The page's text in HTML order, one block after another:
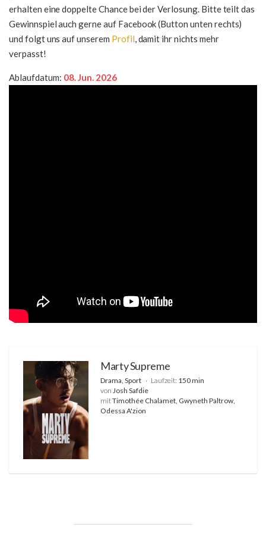
erhalten eine doppelte Chance bei der Verlosung. Bitte teilt das
Gewinnspiel auch gerne auf Facebook (Button unten rechts)
und folgt uns auf unserem Profil, damit ihr nichts mehr
verpasst!
Ablaufdatum: 08. Jun. 2026
Marty Supreme
Drama, Sport Laufzeit: 150 min
von Josh Safdie
mitTimothée Chalamet, Gwyneth Paltrow,
Odessa A'zion